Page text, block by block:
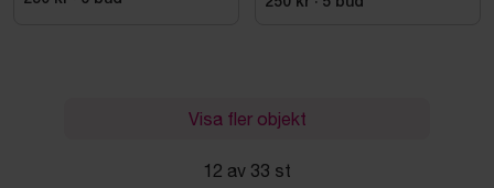
250 kr · 5 bud
Visa fler objekt
12 av 33 st